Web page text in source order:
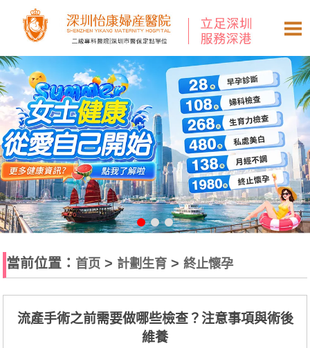
當前位置： 首页 > 計劃生育 >終止懷孕
​流產手術之前需要做哪些檢查？注意事項與術後
維養